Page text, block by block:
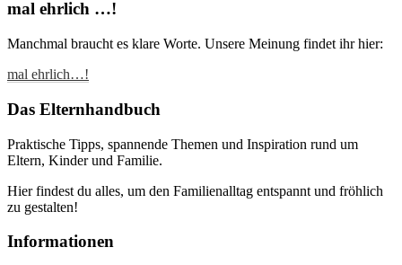
mal ehrlich …!
Manchmal braucht es klare Worte. Unsere Meinung findet ihr hier:
mal ehrlich…!
Das Elternhandbuch
Praktische Tipps, spannende Themen und Inspiration rund um
Eltern, Kinder und Familie.
Hier findest du alles, um den Familienalltag entspannt und fröhlich
zu gestalten!
Informationen